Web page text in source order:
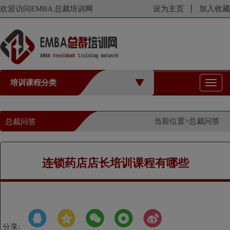
欢迎访问EMBA 总裁培训网 设为主页 加入收藏
培训课程分类
切
换
航
总裁问答 当前位置>总裁问答
连锁药店店长培训课程有哪些
分享: